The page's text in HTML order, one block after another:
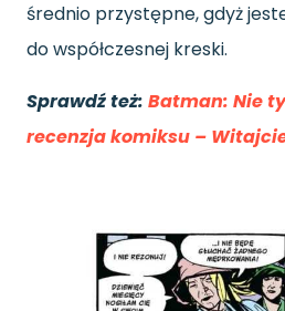
średnio przystępne, gdyż
do współczesnej kreski.
Sprawdź też: Batman: Nie
recenzja komiksu –